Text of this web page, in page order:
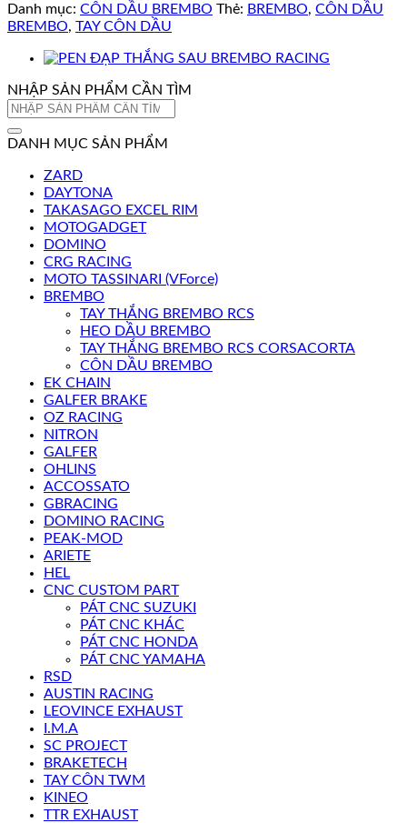
Danh mục: CÔN DẦU BREMBO Thẻ: BREMBO, CÔN DẦU
BREMBO, TAY CÔN DẦU
NHẬP SẢN PHẨM CẦN TÌM
Tìm
DANH MỤC SẢN PHẨM
ZARD
DAYTONA
TAKASAGO EXCEL RIM
MOTOGADGET
DOMINO
CRG RACING
MOTO TASSINARI (VForce)
BREMBO
TAY THẮNG BREMBO RCS
HEO DẦU BREMBO
TAY THẮNG BREMBO RCS CORSACORTA
CÔN DẦU BREMBO
EK CHAIN
GALFER BRAKE
OZ RACING
NITRON
GALFER
OHLINS
ACCOSSATO
GBRACING
DOMINO RACING
PEAK-MOD
ARIETE
HEL
CNC CUSTOM PART
PÁT CNC SUZUKI
PÁT CNC KHÁC
PÁT CNC HONDA
PÁT CNC YAMAHA
RSD
AUSTIN RACING
LEOVINCE EXHAUST
I.M.A
SC PROJECT
BRAKETECH
TAY CÔN TWM
KINEO
TTR EXHAUST